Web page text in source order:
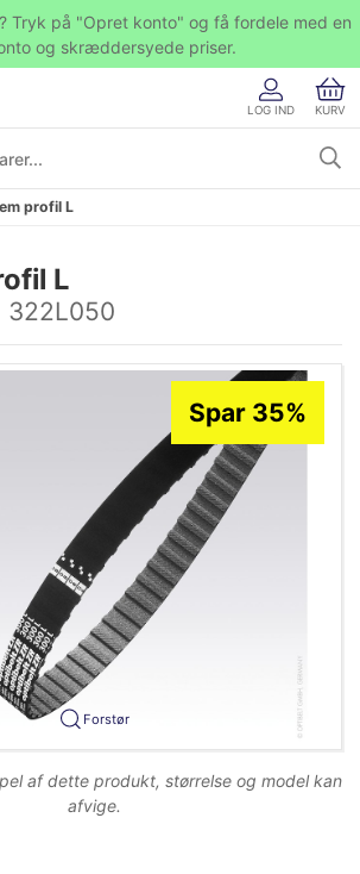
Tryk på "Opret konto" og få fordele med en
og skræddersyede priser.
LOG IND KURV
profil L
L
322L050
Forstør
Spar 35%
af dette produkt, størrelse og model kan
afvige.